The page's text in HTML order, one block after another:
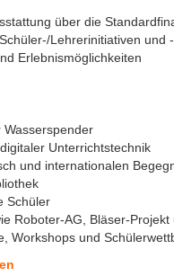
über die
Lehrerinitiativen und
Erlebnismöglichkeiten
Unterrichtstechnik
und internationalen
Schüler
Roboter-AG, Bläser-
Workshops und